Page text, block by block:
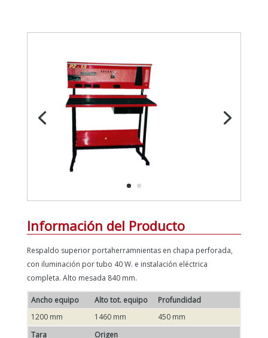
Información del Producto
Respaldo superior portaherramnientas en chapa perforada,
con iluminación por tubo 40 W. e instalación eléctrica
completa. Alto mesada 840 mm.
Ancho equipo Alto tot. equipo
Profundidad
1200 mm
1460 mm
450 mm
Tara
Origen